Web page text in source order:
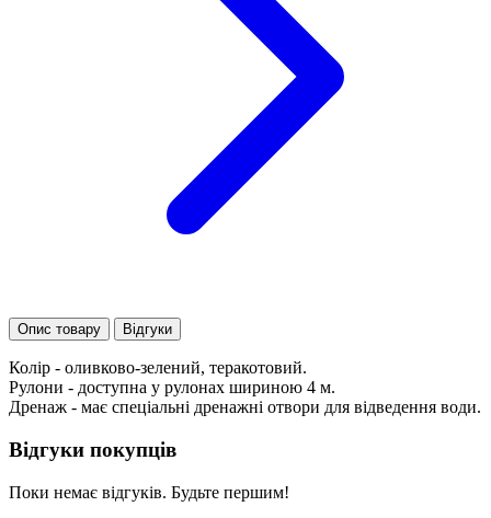
Опис товару Відгуки
Колір - оливково-зелений, теракотовий.
Рулони - доступна у рулонах шириною 4 м.
Дренаж - має спеціальні дренажні отвори для відведення води.
Відгуки покупців
Поки немає відгуків. Будьте першим!